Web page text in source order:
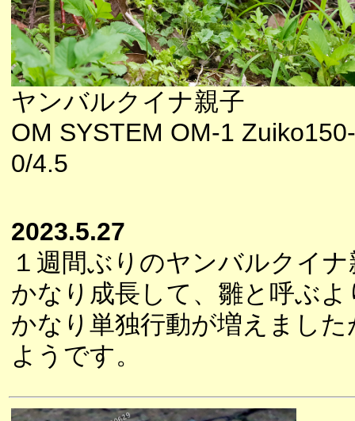
ヤンバルクイナ親子
OM SYSTEM OM-1
0/4.5
2023.5.27
１週間ぶりのヤンバルクイ
かなり成長して、雛と呼ぶ
かなり単独行動が増えまし
ようです。